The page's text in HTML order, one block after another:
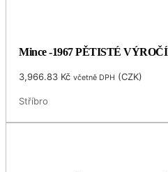
Mince -1967 PĚTISTÉ
3,966.83 Kč včetně DPH (CZK)
Stříbro